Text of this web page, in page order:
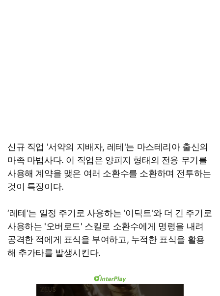
신규 직업 '서약의 지배자, 레테'는 마스테리아 출신의
마족 마법사다. 이 직업은 양피지 형태의 전용 무기를
사용해 계약을 맺은 여러 소환수를 소환하며 전투하는
것이 특징이다.
‘레테'는 일정 주기로 사용하는 '이딕트'와 더 긴 주기로
사용하는 '오버로드' 스킬로 소환수에게 명령을 내려
공격한 적에게 표식을 부여하고, 누적한 표식을 활용
해 추가타를 발생시킨다.